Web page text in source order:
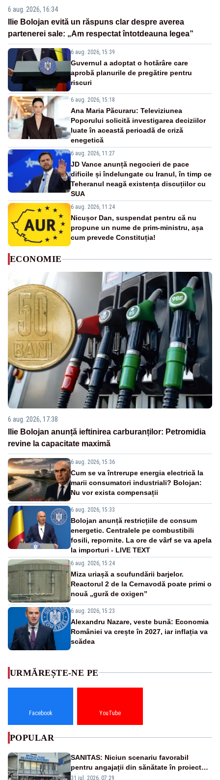
6 aug. 2026, 16:34
Ilie Bolojan evită un răspuns clar despre averea
partenerei sale: „Am respectat întotdeauna legea”
6 aug. 2026, 15:39
Guvernul a adoptat o hotărâre care
aprobă planurile de pregătire pentru
riscuri
6 aug. 2026, 15:18
Ana Maria Păcuraru: Televiziunea
Poporului solicită investigarea deciziilor
luate în această perioadă de criză
enegetică
6 aug. 2026, 11:27
JD Vance anunță negocieri de pace
dificile și îndelungate cu Iranul, în timp ce
Teheranul neagă existența discuțiilor cu
SUA
6 aug. 2026, 11:24
Nicușor Dan, suspendat pentru că nu
propune un nume de prim-ministru, așa
cum prevede Constituția!
ECONOMIE
6 aug. 2026, 17:38
Ilie Bolojan anunță ieftinirea carburanților: Petromidia
revine la capacitate maximă
6 aug. 2026, 15:36
Cum se va întrerupe energia electrică la
marii consumatori industriali? Bolojan:
Nu vor exista compensații
6 aug. 2026, 15:33
Bolojan anunță restricțiile de consum
energetic. Centralele pe combustibili
fosili, repornite. La ore de vârf se va apela
la importuri - LIVE TEXT
6 aug. 2026, 15:24
Miza uriașă a scufundării barjelor.
Reactorul 2 de la Cernavodă poate primi o
nouă „gură de oxigen”
6 aug. 2026, 15:23
Alexandru Nazare, veste bună: Economia
României va crește în 2027, iar inflația va
scădea
URMĂREȘTE-NE PE
Facebook YouTube
POPULAR
SANITAS: Niciun scenariu favorabil
pentru angajații din sănătate în proiectul
Legii salarizării
31 iul. 2026, 07:29